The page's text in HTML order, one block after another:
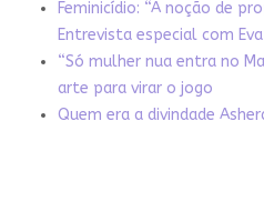
Feminicídio: “A noção de
Entrevista especial com
“Só mulher nua entra no
arte para virar o jogo
Quem era a divindade